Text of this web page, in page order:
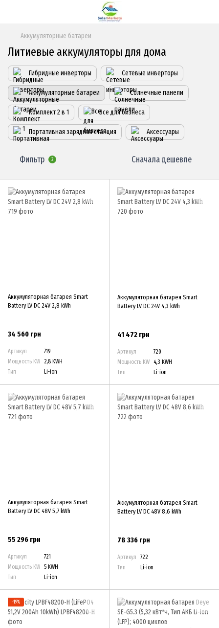
Аккумуляторные батареи
Литиевые аккумуляторы для дома
Гибридные инверторы Сетевые инверторы
Аккумуляторные батареи Солнечные панели
Комплект 2 в 1 Все для бизнеса
Портативная зарядная станция Аксессуары
Фильтр 2 Сначала дешевле
Аккумуляторная батарея Smart
Battery LV DC 24V 2,8 kWh
34 560 грн
Артикул
719
Мощность KW 2,8 KWH
Тип
Li-ion
Аккумуляторная батарея Smart
Battery LV DC 24V 4,3 kWh
41 472 грн
Артикул
720
Мощность KW 4,3 KWH
Тип
Li-ion
Аккумуляторная батарея Smart
Battery LV DC 48V 5,7 kWh
55 296 грн
Артикул
721
Мощность KW 5 KWH
Тип
Li-ion
Аккумуляторная батарея Smart
Battery LV DC 48V 8,6 kWh
78 336 грн
Артикул
722
Тип
Li-ion
−19%